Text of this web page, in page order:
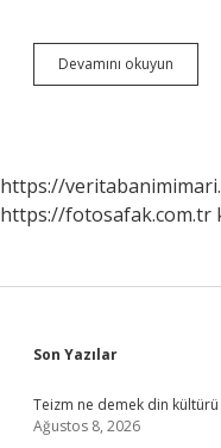
Devamını okuyun
Sokaklar
Mı
https://
https://fotosafak.com.tr
Sidebar
Son Yazılar
Teizm ne demek din kültürü
Ağustos 8, 2026